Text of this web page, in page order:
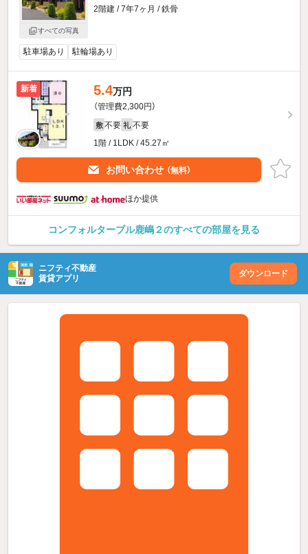
すべての写真
2階建 / 7年7ヶ月 / 鉄骨
駐車場あり 駐輪場あり
新着 5.4万円
（管理費2,300円）
敷 不要 礼 不要
1階 / 1LDK / 45.27㎡
お問い合わせ （無料）
ほか提供
コンフォルターブル鹿嶋２のすべての部屋を見る
ニフティ不動産
賃貸アプリ
ダウンロード